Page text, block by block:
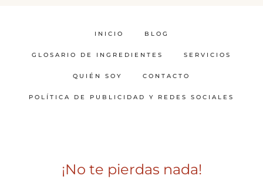
INICIO BLOG
GLOSARIO DE INGREDIENTES SERVICIOS
QUIÉN SOY CONTACTO
POLÍTICA DE PUBLICIDAD Y REDES SOCIALES
¡No te pierdas nada!